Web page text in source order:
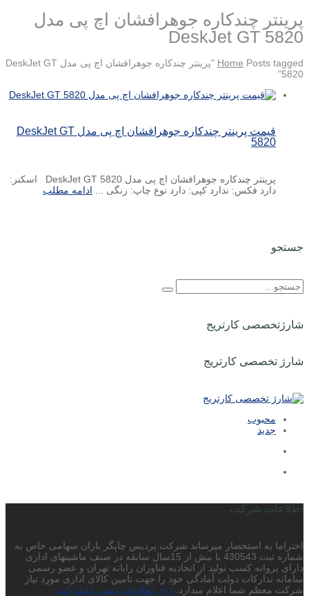
پرینتر چندکاره جوهرافشان اچ پی مدل
DeskJet GT 5820
Home
Posts tagged "پرینتر چندکاره جوهرافشان اچ پی مدل DeskJet GT
5820"
قیمت پرینتر چندکاره جوهرافشان اچ پی مدل DeskJet GT
5820
پرینتر چندکاره جوهرافشان اچ پی مدل DeskJet GT 5820 اسکنر:
دارد فکس: ندارد کپی: دارد نوع چاپ: رنگی ... ادامه مطلب
جستجو
شارژتخصصی کارتریج
شارژ تخصصی کارتریج
محبوب
جدید
اطلاعات شرکت
احتراما به استحضار میرساند شرکت پردیس چاپگر باران سهامی خاص به
شماره ثبت 430543 با بیش از 15سال سابقه در صنف ماشینهای اداری
دارای پروانه کسب تولید از اتحادیه فناوران رایانه تهران و عضو رسمی
سامانه تدارکات دولت آمادگی خود را جهت تامین کالای اداری مورد نیاز
شرکت معظم شما اعلام میدارد. برای اطلاعات بیشتر کلیک کنید